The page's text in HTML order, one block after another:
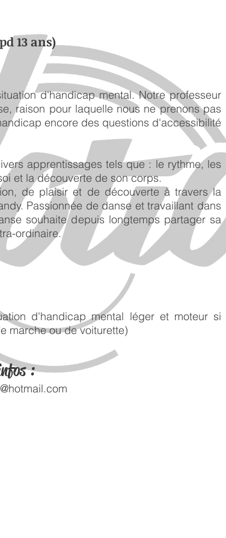
13 ans)
d'handicap mental. Notre professeur
raison pour laquelle nous ne prenons pas
encore des questions d'accessibilité
apprentissages tels que : le rythme, les
et la découverte de son corps.
de plaisir et de découverte à travers la
Passionnée de danse et travaillant dans
souhaite depuis longtemps partager sa
ordinaire.
d'handicap mental léger et moteur si
marche ou de voiturette)
: